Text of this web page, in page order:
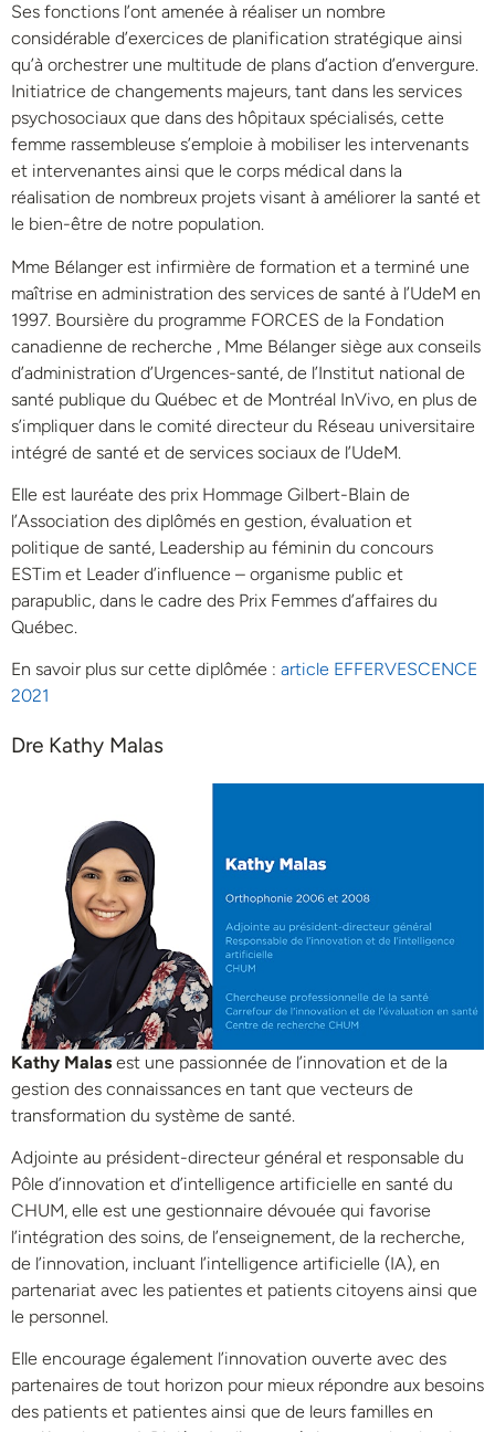
Ses fonctions l’ont amenée à réaliser un nombre
considérable d’exercices de planification stratégique ainsi
qu’à orchestrer une multitude de plans d’action d’envergure.
Initiatrice de changements majeurs, tant dans les services
psychosociaux que dans des hôpitaux spécialisés, cette
femme rassembleuse s’emploie à mobiliser les intervenants
et intervenantes ainsi que le corps médical dans la
réalisation de nombreux projets visant à améliorer la santé et
le bien-être de notre population.
Mme Bélanger est infirmière de formation et a terminé une
maîtrise en administration des services de santé à l’UdeM en
1997. Boursière du programme FORCES de la Fondation
canadienne de recherche , Mme Bélanger siège aux conseils
d’administration d’Urgences-santé, de l’Institut national de
santé publique du Québec et de Montréal InVivo, en plus de
s’impliquer dans le comité directeur du Réseau universitaire
intégré de santé et de services sociaux de l’UdeM.
Elle est lauréate des prix Hommage Gilbert-Blain de
l’Association des diplômés en gestion, évaluation et
politique de santé, Leadership au féminin du concours
ESTim et Leader d’influence – organisme public et
parapublic, dans le cadre des Prix Femmes d’affaires du
Québec.
En savoir plus sur cette diplômée : article EFFERVESCENCE
2021
Dre Kathy Malas
Kathy Malas est une passionnée de l’innovation et de la
gestion des connaissances en tant que vecteurs de
transformation du système de santé.
Adjointe au président-directeur général et responsable du
Pôle d’innovation et d’intelligence artificielle en santé du
CHUM, elle est une gestionnaire dévouée qui favorise
l’intégration des soins, de l’enseignement, de la recherche,
de l’innovation, incluant l’intelligence artificielle (IA), en
partenariat avec les patientes et patients citoyens ainsi que
le personnel.
Elle encourage également l’innovation ouverte avec des
partenaires de tout horizon pour mieux répondre aux besoins
des patients et patientes ainsi que de leurs familles en